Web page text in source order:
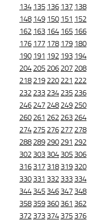
134 135 136 137 138
148 149 150 151 152
162 163 164 165 166
176 177 178 179 180
190 191 192 193 194
204 205 206 207 208
218 219 220 221 222
232 233 234 235 236
246 247 248 249 250
260 261 262 263 264
274 275 276 277 278
288 289 290 291 292
302 303 304 305 306
316 317 318 319 320
330 331 332 333 334
344 345 346 347 348
358 359 360 361 362
372 373 374 375 376